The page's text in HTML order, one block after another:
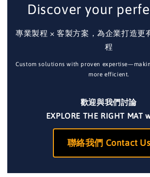
Discover your
專業製程 × 客製方案，為企業打造更
程
Custom solutions with proven
more efficient.
歡迎與我們討論
EXPLORE THE RIGHT MAT
聯絡我們 Contact Us